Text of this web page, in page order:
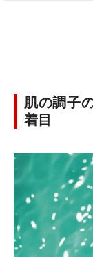
肌の調子
着目